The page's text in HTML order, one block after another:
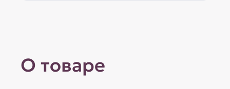
О товаре